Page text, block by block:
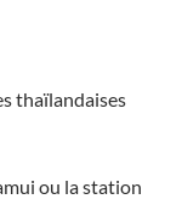
thaïlandaises
ou la station